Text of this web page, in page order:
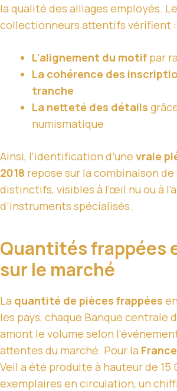
la qualité des alliages employés.
collectionneurs attentifs vérifient :
L’alignement du motif par
La cohérence des
tranche
La netteté des détails
numismatique
Ainsi, l’identification d’une vraie
2018 repose sur la combinaison
distinctifs, visibles à l’œil nu ou à
d’instruments spécialisés.
Quantités frappées
sur le marché
La quantité de pièces frappées
les pays, chaque Banque centrale
amont le volume selon
attentes du marché. Pour la France
Veil a été produite à hauteur de 15
exemplaires en circulation, un